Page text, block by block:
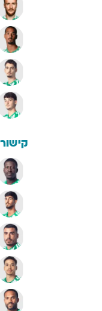
קישור